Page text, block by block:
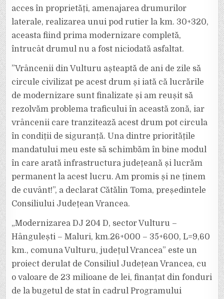
acces în proprietăți, amenajarea drumurilor
laterale, realizarea unui pod rutier la km. 30+320,
aceasta fiind prima modernizare completă,
întrucât drumul nu a fost niciodată asfaltat.
”Vrâncenii din Vulturu așteaptă de ani de zile să
circule civilizat pe acest drum și iată că lucrările
de modernizare sunt finalizate și am reușit să
rezolvăm problema traficului în această zonă, iar
vrâncenii care tranzitează acest drum pot circula
în condiții de siguranță. Una dintre prioritățile
mandatului meu este să schimbăm în bine modul
în care arată infrastructura județeană și lucrăm
permanent la acest lucru. Am promis și ne ținem
de cuvânt!”, a declarat Cătălin Toma, președintele
Consiliului Județean Vrancea.
„Modernizarea DJ 204 D, sector Vulturu –
Hângulești – Maluri, km.26+000 – 35+600, L=9,60
km., comuna Vulturu, județul Vrancea” este un
proiect derulat de Consiliul Județean Vrancea, cu
o valoare de 23 milioane de lei, finanțat din fonduri
de la bugetul de stat în cadrul Programului